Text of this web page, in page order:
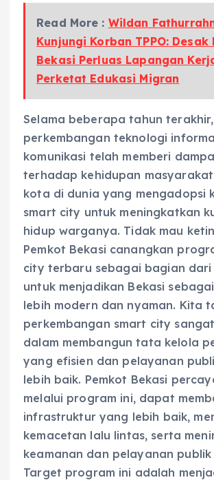
Read More : Wildan
Kunjungi Korban TPPO: Desak
Bekasi Perluas Lapangan
Perketat Edukasi Migran
Selama beberapa tahun terakhir,
perkembangan teknologi
komunikasi telah memberi
terhadap kehidupan
kota di dunia yang mengadopsi
smart city untuk meningkatkan
hidup warganya. Tidak mau
Pemkot Bekasi canangkan
city terbaru sebagai bagian dari
untuk menjadikan Bekasi
lebih modern dan nyaman. Kita
perkembangan smart city
dalam membangun tata kelola
yang efisien dan pelayanan
lebih baik. Pemkot Bekasi
melalui program ini, dapat
infrastruktur yang lebih baik,
kemacetan lalu lintas, serta
keamanan dan pelayanan
Target program ini adalah